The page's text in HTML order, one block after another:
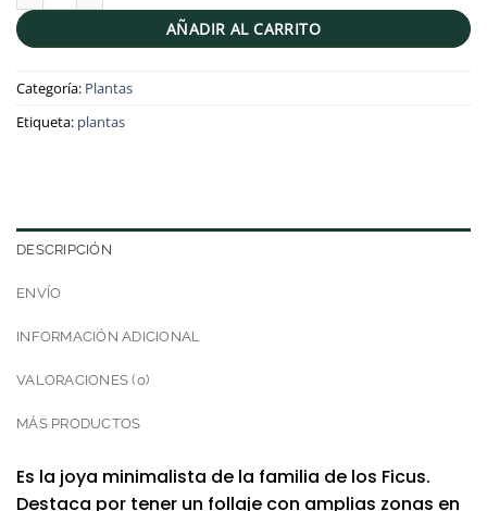
AÑADIR AL CARRITO
Categoría: Plantas
Etiqueta: plantas
DESCRIPCIÓN
ENVÍO
INFORMACIÓN ADICIONAL
VALORACIONES (0)
MÁS PRODUCTOS
Es la joya minimalista de la familia de los Ficus.
Destaca por tener un follaje con amplias zonas en